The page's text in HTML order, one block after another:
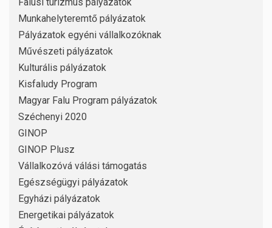
Munkahelyteremtő pályázatok
Pályázatok egyéni vállalkozóknak
Művészeti pályázatok
Kulturális pályázatok
Kisfaludy Program
Magyar Falu Program pályázatok
Széchenyi 2020
GINOP
GINOP Plusz
Vállalkozóvá válási támogatás
Egészségügyi pályázatok
Egyházi pályázatok
Energetikai pályázatok